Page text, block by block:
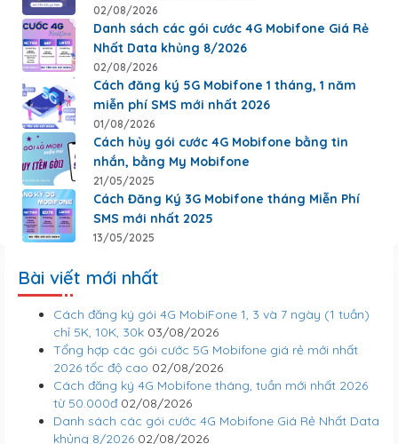
02/08/2026
Danh sách các gói cước 4G Mobifone Giá Rẻ
Nhất Data khủng 8/2026
02/08/2026
Cách đăng ký 5G Mobifone 1 tháng, 1 năm
miễn phí SMS mới nhất 2026
01/08/2026
Cách hủy gói cước 4G Mobifone bằng tin
nhắn, bằng My Mobifone
21/05/2025
Cách Đăng Ký 3G Mobifone tháng Miễn Phí
SMS mới nhất 2025
13/05/2025
Bài viết mới nhất
Cách đăng ký gói 4G MobiFone 1, 3 và 7 ngày (1 tuần)
chỉ 5K, 10K, 30k 03/08/2026
Tổng hợp các gói cước 5G Mobifone giá rẻ mới nhất
2026 tốc độ cao 02/08/2026
Cách đăng ký 4G Mobifone tháng, tuần mới nhất 2026
từ 50.000đ 02/08/2026
Danh sách các gói cước 4G Mobifone Giá Rẻ Nhất Data
khủng 8/2026 02/08/2026